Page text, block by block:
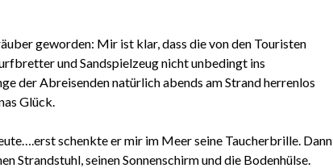
geworden: Mir ist klar, dass die von den Touristen
und Sandspielzeug nicht unbedingt ins
der Abreisenden natürlich abends am Strand herrenlos
Glück.
schenkte er mir im Meer seine Taucherbrille. Dann
Strandstuhl, seinen Sonnenschirm und die Bodenhülse.